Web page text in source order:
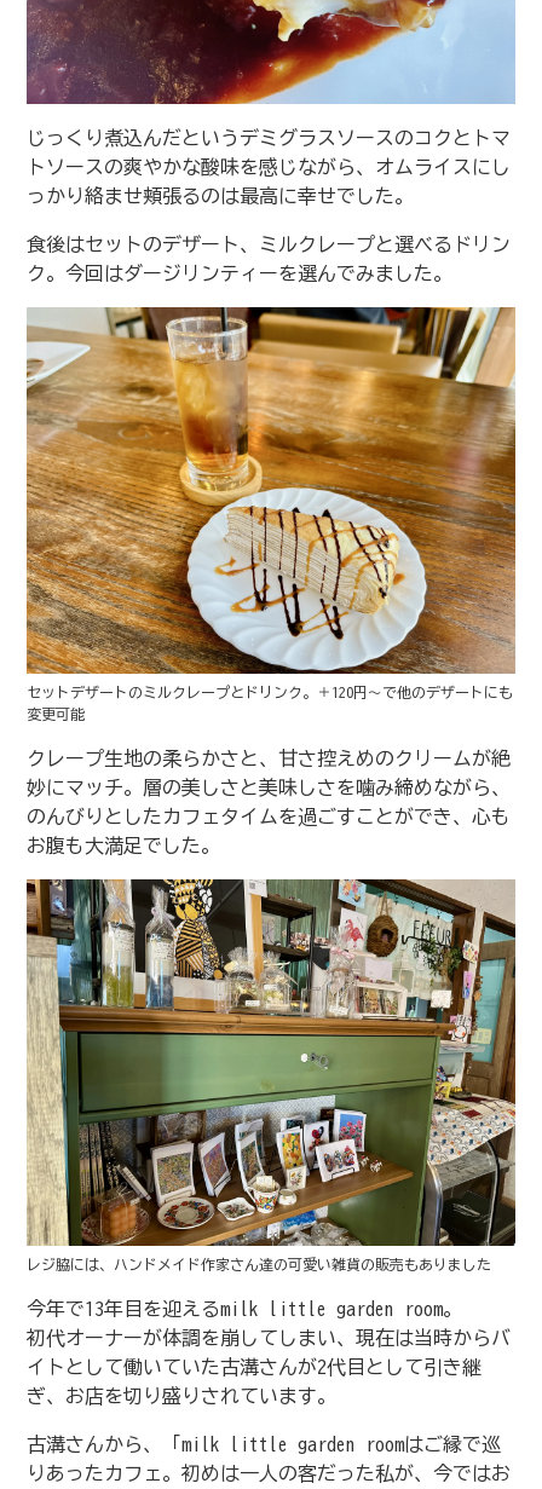
じっくり煮込んだというデミグラスソースのコクとトマ
トソースの爽やかな酸味を感じながら、オムライスにし
っかり絡ませ頬張るのは最高に幸せでした。
食後はセットのデザート、ミルクレープと選べるドリン
ク。今回はダージリンティーを選んでみました。
セットデザートのミルクレープとドリンク。＋120円〜で他のデザートにも
変更可能
クレープ生地の柔らかさと、甘さ控えめのクリームが絶
妙にマッチ。層の美しさと美味しさを噛み締めながら、
のんびりとしたカフェタイムを過ごすことができ、心も
お腹も大満足でした。
レジ脇には、ハンドメイド作家さん達の可愛い雑貨の販売もありました
今年で13年目を迎えるmilk little garden room。
初代オーナーが体調を崩してしまい、現在は当時からバ
イトとして働いていた古溝さんが2代目として引き継
ぎ、お店を切り盛りされています。
古溝さんから、「 milk little garden roomはご縁で巡
りあったカフェ。初めは一人の客だった私が、今ではお